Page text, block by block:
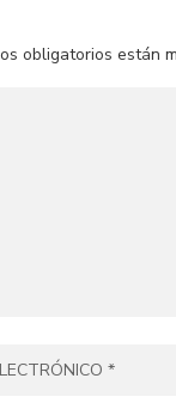
obligatorios están